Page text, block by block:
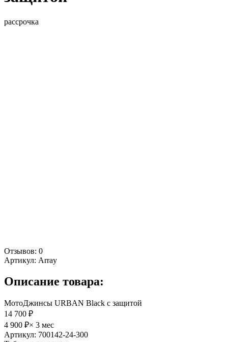
рассрочка
Отзывов: 0
Артикул: Array
Описание товара:
МотоДжинсы URBAN Black с защитой
14 700 ₽
4 900 ₽× 3 мес
Артикул: 700142-24-300